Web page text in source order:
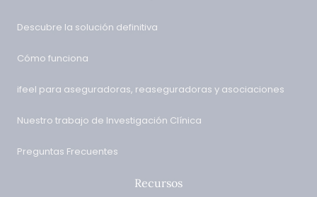
Descubre la solución definitiva
Cómo funciona
ifeel para aseguradoras, reaseguradoras y asociaciones
Nuestro trabajo de Investigación Clínica
Preguntas Frecuentes
Recursos